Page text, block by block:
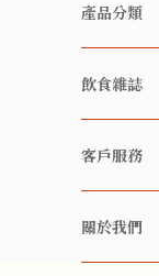
產品分類
有機/無農
有機 / 無
養生保健
酒類
飲食雜誌
快樂家庭
雲南搜食記
粒粒皆辛
客戶服務
常見問題
關於我們